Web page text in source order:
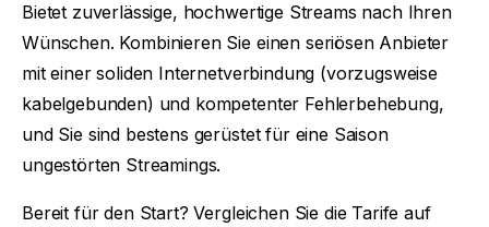
Bietet zuverlässige, hochwertige Streams nach Ihren
Wünschen. Kombinieren Sie einen seriösen Anbieter
mit einer soliden Internetverbindung (vorzugsweise
kabelgebunden) und kompetenter Fehlerbehebung,
und Sie sind bestens gerüstet für eine Saison
ungestörten Streamings.
Bereit für den Start? Vergleichen Sie die Tarife auf